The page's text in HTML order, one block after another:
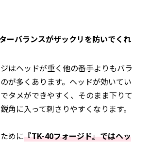
ーバランスがザックリを防いでくれ
はヘッドが重く他の番手よりもバラ
が多くあります。ヘッドが効いてい
タメができやすく、そのまま下りて
角に入って刺さりやすくなります。
めに『TK-40フォージド』ではヘッ